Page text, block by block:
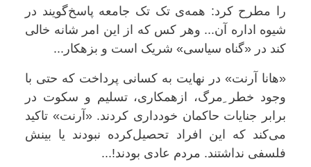
را مطرح کرد: همه‌ی تک تک جامعه پاسخ‌گویند در
شیوه اداره آن... وهر کس که از این امر شانه خالی
کند در «گناه سیاسی» شریک است و بزهکار...
«هانا آرنت» در نهایت به کسانی پرداخت که حتی با
وجود خطر ِمرگ، ازهمکاری، تسلیم و سکوت در
برابر جنایات حاکمان خودداری کردند. «آرنت» تاکید
می‌کند که این افراد تحصیل‌کرده نبودند یا بینش
فلسفی نداشتند. مردم عادی بودند!...